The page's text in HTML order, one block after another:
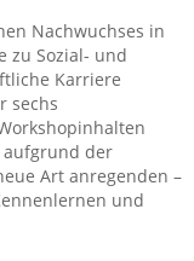
Nachwuchses in
zu Sozial- und
Karriere
sechs
aufgrund der
Art anregenden –
und